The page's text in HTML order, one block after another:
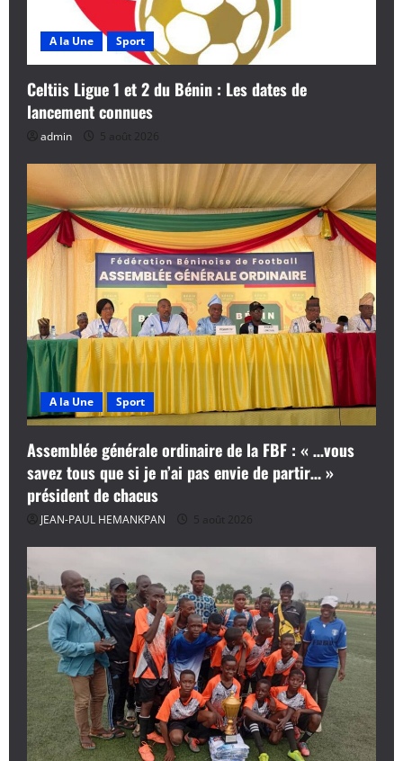
A la Une Sport
Celtiis Ligue 1 et 2 du Bénin : Les dates de
lancement connues
admin 5 août 2026
A la Une Sport
Assemblée générale ordinaire de la FBF : « …vous
savez tous que si je n’ai pas envie de partir… »
président de chacus
JEAN-PAUL HEMANKPAN 5 août 2026